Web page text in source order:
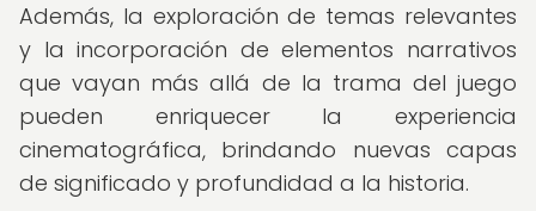
Además, la exploración de temas relevantes
y la incorporación de elementos narrativos
que vayan más allá de la trama del juego
pueden enriquecer la experiencia
cinematográfica, brindando nuevas capas
de significado y profundidad a la historia.